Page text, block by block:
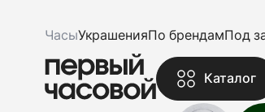
ЧасыУкрашенияПо брендамПод
Каталог